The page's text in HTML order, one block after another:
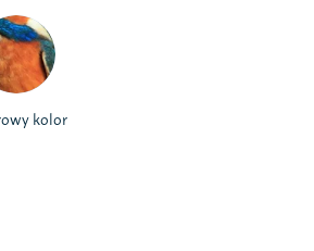
kolor